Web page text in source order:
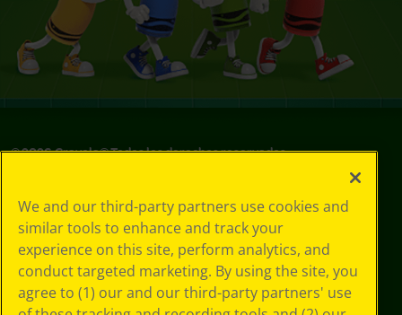
©2026Crayola® Todos los derechos reservados.
de privacidad
Política de
privacidad
Términos de SMS
GDPR
Aviso de
We and our third-party partners use cookies and
similar tools to enhance and track your
experience on this site, perform analytics, and
conduct targeted marketing. By using the site, you
agree to (1) our and our third-party partners' use